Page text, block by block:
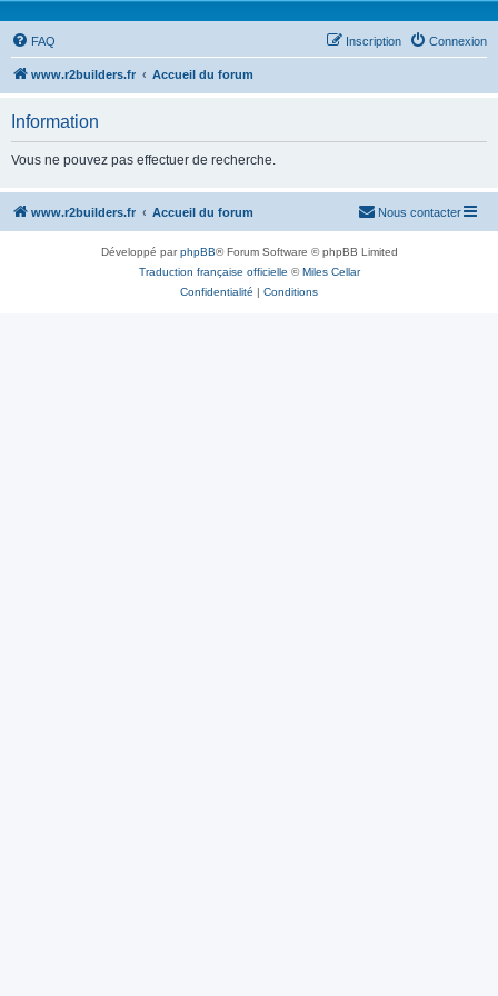
FAQ Connexion
Inscription
www.r2builders.fr Accueil du forum
Information
Vous ne pouvez pas effectuer de recherche.
www.r2builders.fr Accueil du forum Nous contacter
Développé parphpBB® Forum Software © phpBB Limited
Traduction française officielle ©Miles Cellar
Confidentialité | Conditions